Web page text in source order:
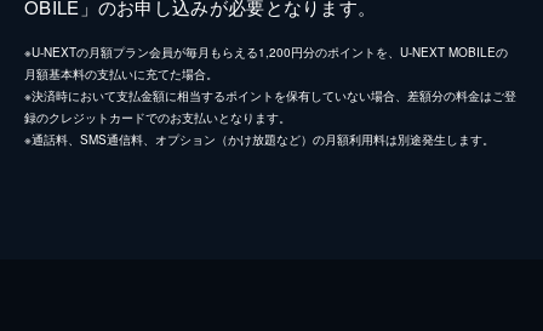
OBILE」のお申し込みが必要となります。
※U-NEXTの月額プラン会員が毎月もらえる1,200円分のポイントを、U-NEXT MOBILEの
月額基本料の支払いに充てた場合。
※決済時において支払金額に相当するポイントを保有していない場合、差額分の料金はご登
録のクレジットカードでのお支払いとなります。
※通話料、SMS通信料、オプション（かけ放題など）の月額利用料は別途発生します。